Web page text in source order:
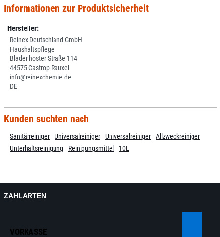
Informationen zur Produktsicherheit
Hersteller:
Reinex Deutschland GmbH
Haushaltspflege
Bladenhoster Straße 114
44575 Castrop-Rauxel
info@reinexchemie.de
DE
Kunden suchten nach
Sanitärreiniger Universalreiniger Universalreiniger
Allzweckreiniger
Unterhaltsreinigung
Reinigungsmittel 10L
ZAHLARTEN
VORKASSE